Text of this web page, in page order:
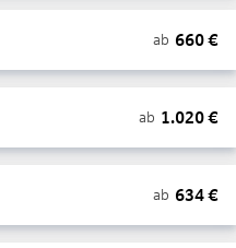
ab 660€
ab 1.020€
ab 634€